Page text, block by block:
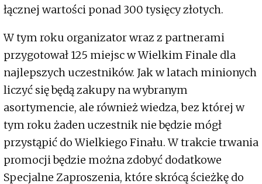
łącznej wartości ponad 300 tysięcy złotych.
W tym roku organizator wraz z partnerami
przygotował 125 miejsc w Wielkim Finale dla
najlepszych uczestników. Jak w latach minionych
liczyć się będą zakupy na wybranym
asortymencie, ale również wiedza, bez której w
tym roku żaden uczestnik nie będzie mógł
przystąpić do Wielkiego Finału. W trakcie trwania
promocji będzie można zdobyć dodatkowe
Specjalne Zaproszenia, które skrócą ścieżkę do